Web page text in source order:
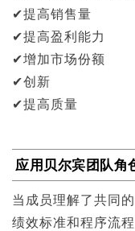
✔提高销售量
✔提高盈利能力
✔增加市场份额
✔创新
✔提高质量
应用贝尔宾团队角
当成员理解了共同
绩效标准和程序流